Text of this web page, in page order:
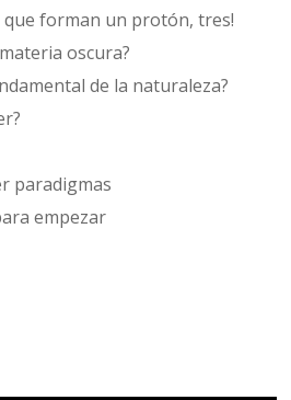
que forman un protón, tres!
oscura?
de la naturaleza?
paradigmas
empezar